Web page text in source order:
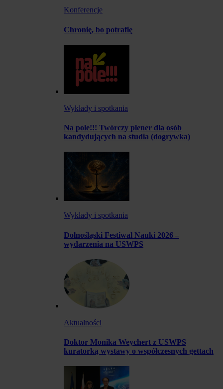
Konferencje
Chronię, bo potrafię
Wykłady i spotkania
Na pole!!! Twórczy plener dla osób
kandydujących na studia (dogrywka)
Wykłady i spotkania
Dolnośląski Festiwal Nauki 2026 –
wydarzenia na USWPS
Aktualności
Doktor Monika Weychert z USWPS
kuratorką wystawy o współczesnych gettach